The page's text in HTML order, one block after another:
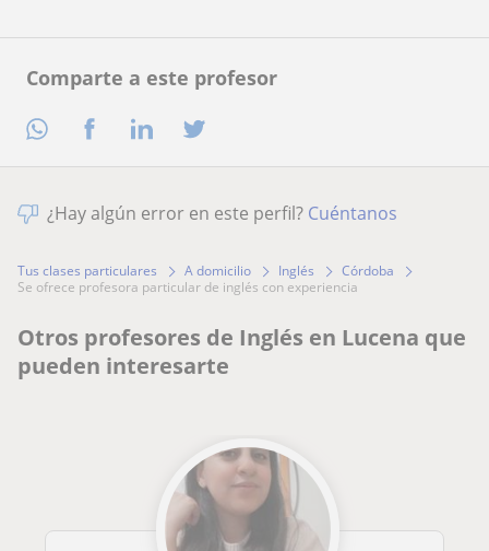
Comparte a este profesor
¿Hay algún error en este perfil? Cuéntanos
Tus clases particulares A domicilio Inglés
Córdoba
se ofrece profesora particular de inglés con experiencia
Otros profesores de Inglés en Lucena que
pueden interesarte